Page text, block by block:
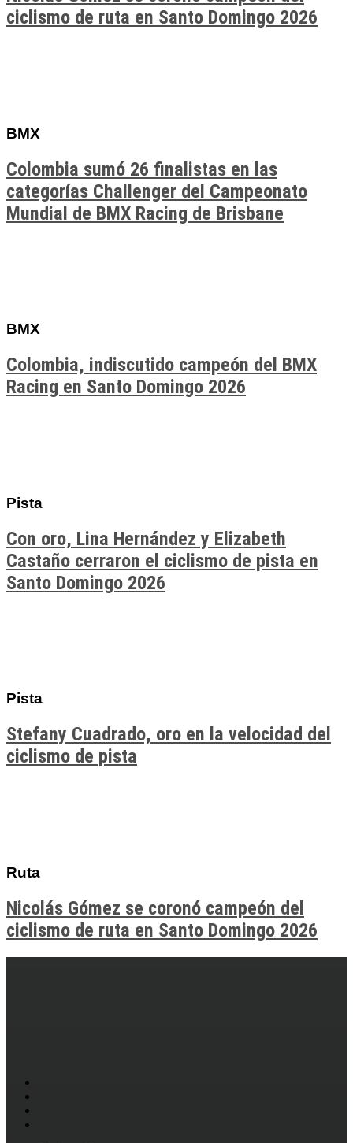
ciclismo de ruta en Santo Domingo 2026
BMX
Colombia sumó 26 finalistas en las
categorías Challenger del Campeonato
Mundial de BMX Racing de Brisbane
BMX
Colombia, indiscutido campeón del BMX
Racing en Santo Domingo 2026
Pista
Con oro, Lina Hernández y Elizabeth
Castaño cerraron el ciclismo de pista en
Santo Domingo 2026
Pista
Stefany Cuadrado, oro en la velocidad del
ciclismo de pista
Ruta
Nicolás Gómez se coronó campeón del
ciclismo de ruta en Santo Domingo 2026